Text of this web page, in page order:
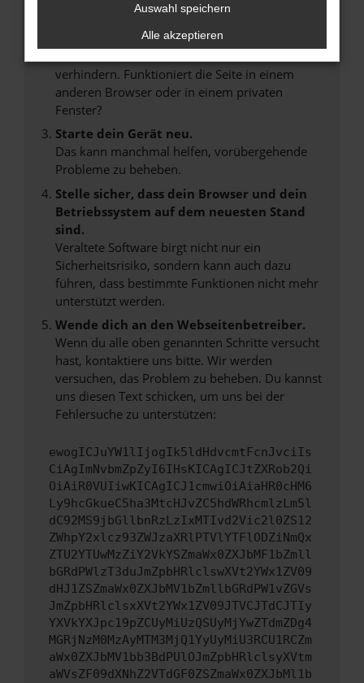
Prüfe deine Browsererweiterungen.
Manche Erweiterungen, wie Werbeblocker,
verhindern. Funktioniert die Seite in einem
anderen Browser oder in einem privaten
Fenster?
Starte dein Gerät neu.
Das kann manchmal helfen, vorübergehende
Probleme zu beheben.
Stelle sicher, dass dein Browser und dein
Betriebssystem auf dem neuesten Stand
sind.
Veraltete Software birgt nicht nur ein
Sicherheitsrisiko, sondern kann auch dazu
führen, dass bestimmte Funktionen nicht mehr
unterstützt werden.
Wende dich an den Webseitenbetreiber.
Wenn du alle oben genannten Schritte versucht
hast, kontaktiere uns bitte. Wir werden
versuchen, das Problem zu beheben. Du kannst
uns diesen Text schicken, um uns bei der
Fehlersuche zu unterstützen:
ewogICJuYW1lIjogIk5ldHdvcmtFcnJvciIs
CiAgImNvbmZpZyI6IHsKICAgICJtZXRob2Qi
OiAiR0VUIiwKICAgICJ1cmwiOiAiaHR0cHM6
Ly9hcGkueC5ha3MtcHJvZC5hdWRhcmlzLm5l
dC92MS9jbGllbnRzLzIxMTIvd2Vic2l0ZS12
ZWhpY2xlcz93ZWJzaXRlPTVlYTFlODZiNmQx
ZTU2YTUwMzZiY2VkYSZmaWx0ZXJbMF1bZmll
bGRdPWlzT3duJmZpbHRlclswXVt2YWx1ZV09
dHJ1ZSZmaWx0ZXJbMV1bZmllbGRdPW1vZGVs
JmZpbHRlclsxXVt2YWx1ZV09JTVCJTdCJTIy
YXVkYXJpc19pZCUyMiUzQSUyMjYwZTdmZDg4
MGRjNzM0MzAyMTM3MjQ1YyUyMiU3RCU1RCZm
aWx0ZXJbMV1bb3BdPUlOJmZpbHRlclsyXVtm
aWVsZF09dXNhZ2VTdGF0ZSZmaWx0ZXJbMl1b
Auswahl speichern
Alle akzeptieren